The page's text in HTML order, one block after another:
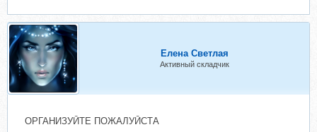
Елена Светлая
Активный складчик
ОРГАНИЗУЙТЕ ПОЖАЛУЙСТА